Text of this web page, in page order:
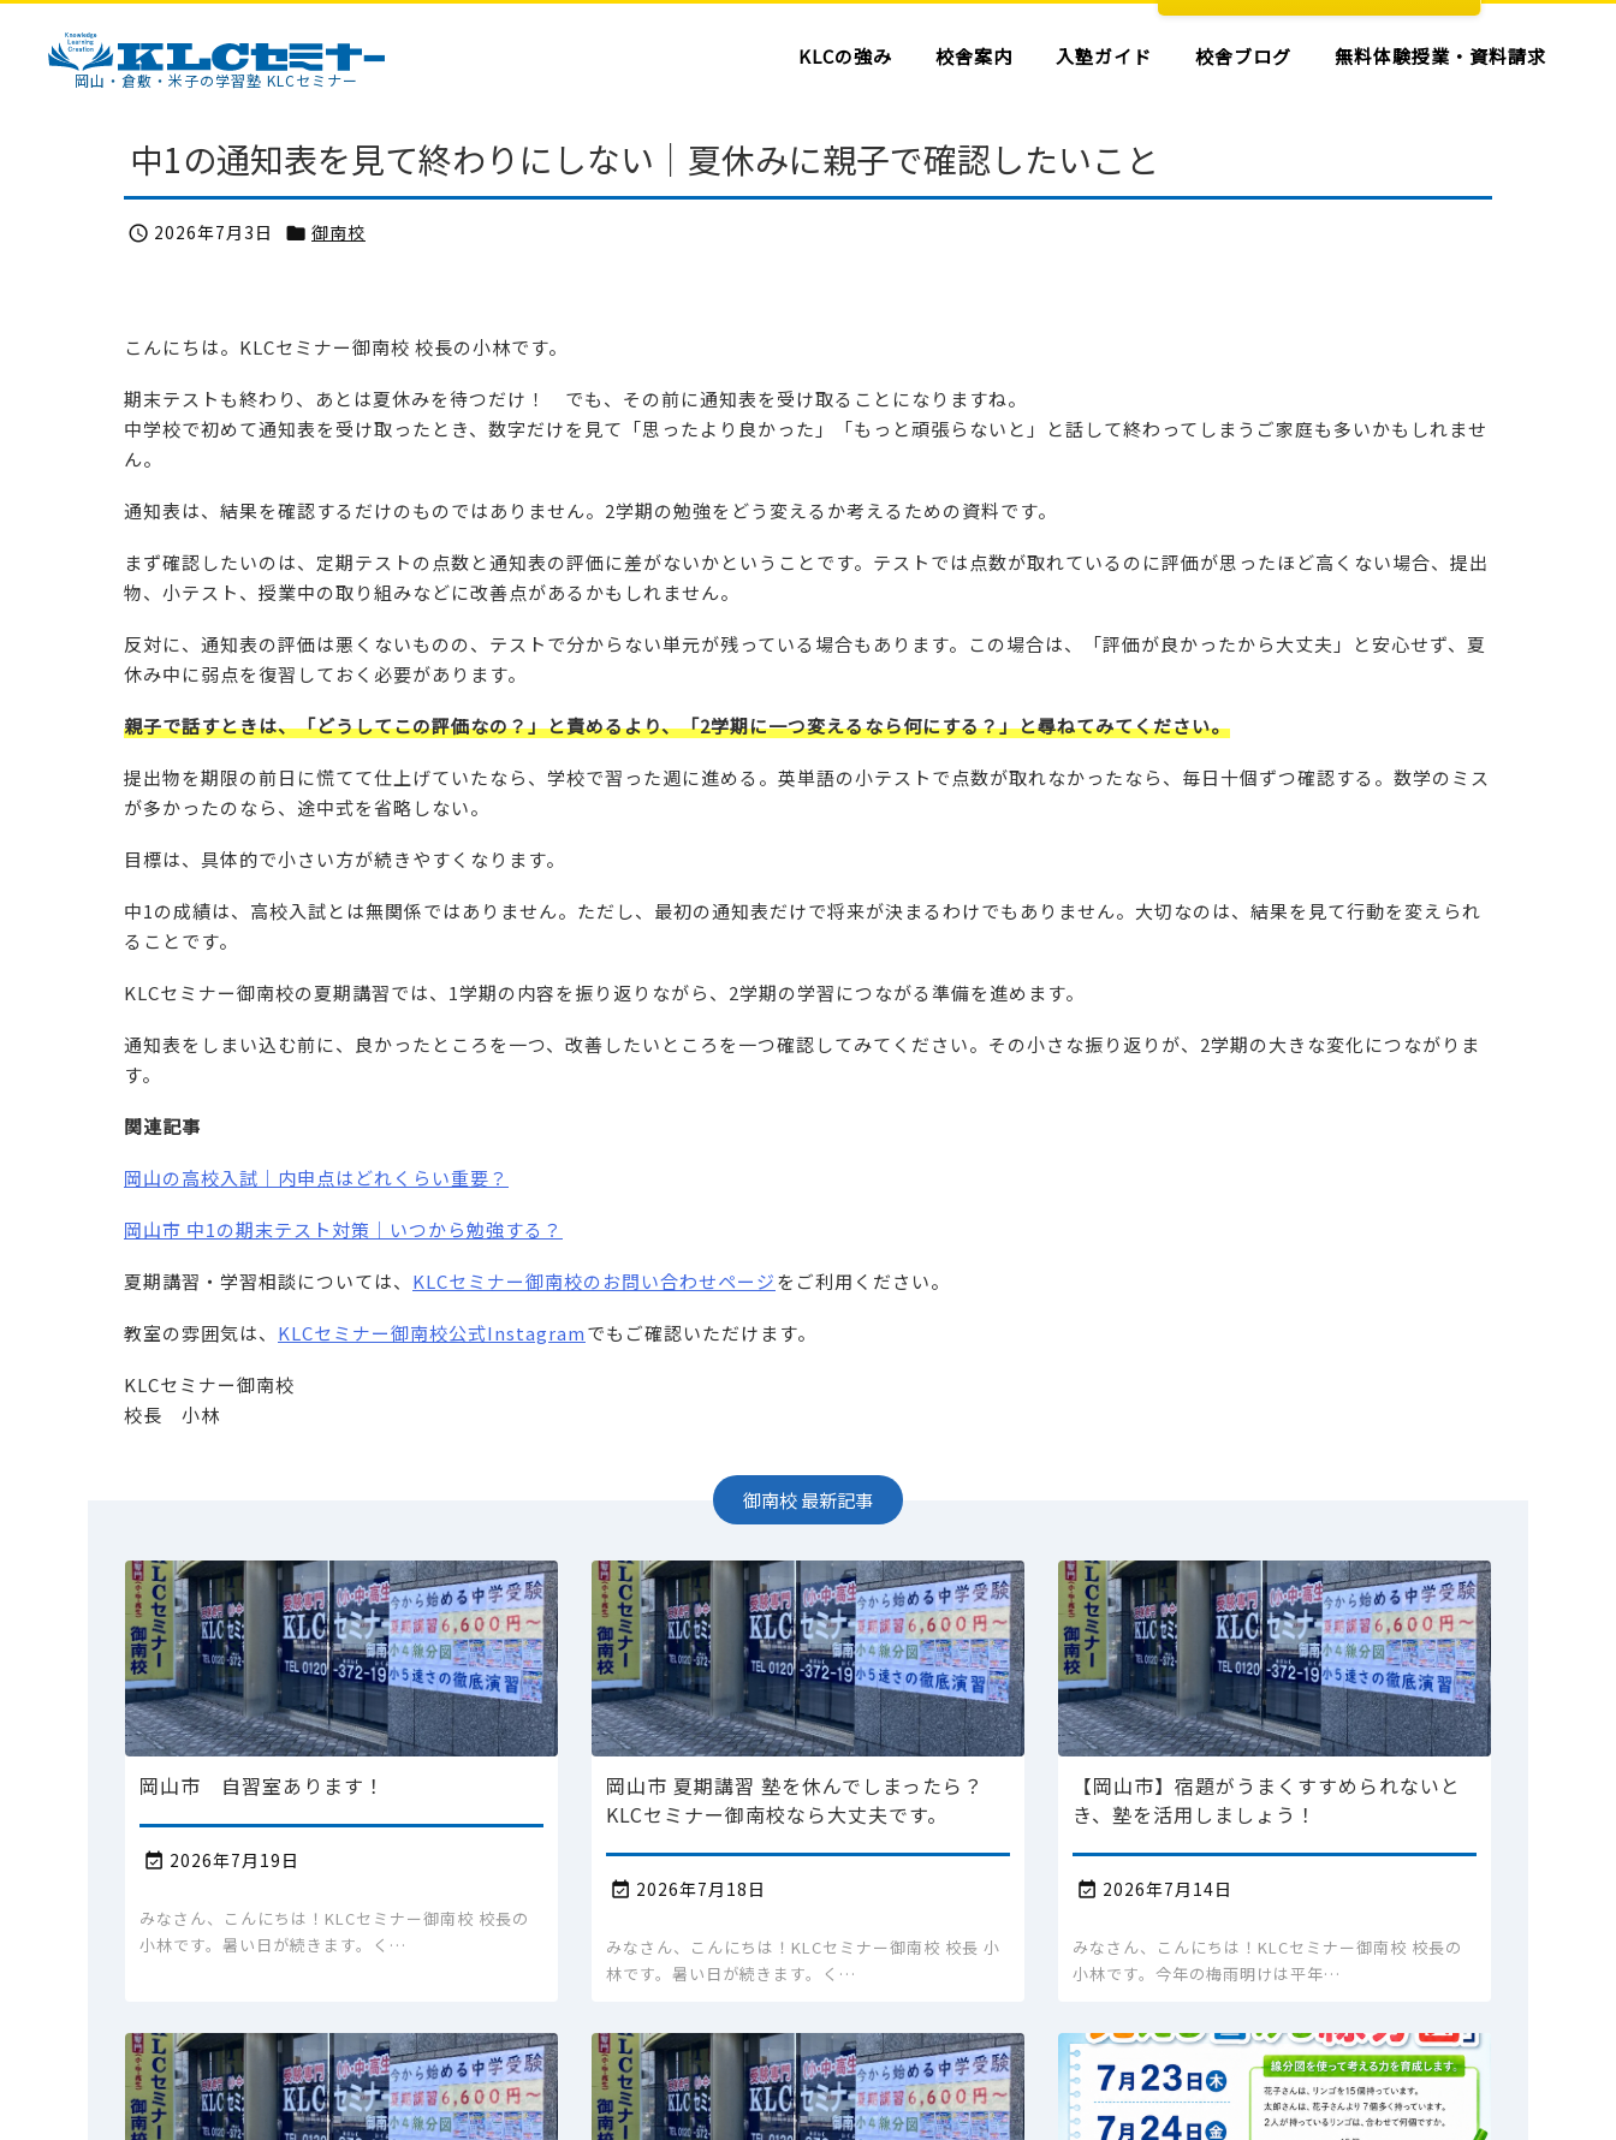
KLCセミナー岡山・倉敷・米子の学習塾 KLCセミナー
KLCの強み 校舎案内 入塾ガイド 校舎ブログ 無料体験授業・資料請求
中1の通知表を見て終わりにしない｜夏休みに親子で確認したいこと
 2026年7月3日  御南校
こんにちは。KLCセミナー御南校 校長の小林です。
期末テストも終わり、あとは夏休みを待つだけ！ でも、その前に通知表を受け取ることになりますね。
中学校で初めて通知表を受け取ったとき、数字だけを見て「思ったより良かった」「もっと頑張らないと」と話して終わってしまうご家庭も多いかもしれませ
ん。
通知表は、結果を確認するだけのものではありません。2学期の勉強をどう変えるか考えるための資料です。
まず確認したいのは、定期テストの点数と通知表の評価に差がないかということです。テストでは点数が取れているのに評価が思ったほど高くない場合、提出
物、小テスト、授業中の取り組みなどに改善点があるかもしれません。
反対に、通知表の評価は悪くないものの、テストで分からない単元が残っている場合もあります。この場合は、「評価が良かったから大丈夫」と安心せず、夏
休み中に弱点を復習しておく必要があります。
親子で話すときは、「どうしてこの評価なの？」と責めるより、「2学期に一つ変えるなら何にする？」と尋ねてみてください。
提出物を期限の前日に慌てて仕上げていたなら、学校で習った週に進める。英単語の小テストで点数が取れなかったなら、毎日十個ずつ確認する。数学のミス
が多かったのなら、途中式を省略しない。
目標は、具体的で小さい方が続きやすくなります。
中1の成績は、高校入試とは無関係ではありません。ただし、最初の通知表だけで将来が決まるわけでもありません。大切なのは、結果を見て行動を変えられ
ることです。
KLCセミナー御南校の夏期講習では、1学期の内容を振り返りながら、2学期の学習につながる準備を進めます。
通知表をしまい込む前に、良かったところを一つ、改善したいところを一つ確認してみてください。その小さな振り返りが、2学期の大きな変化につながりま
す。
関連記事
岡山の高校入試｜内申点はどれくらい重要？
岡山市 中1の期末テスト対策｜いつから勉強する？
夏期講習・学習相談については、 KLCセミナー御南校のお問い合わせページ⁠をご利用ください。
教室の雰囲気は、 KLCセミナー御南校公式Instagram⁠でもご確認いただけます。
KLCセミナー御南校
校長 小林
御南校最新記事
岡山市 自習室あります！
 2026年7月19日
みなさん、こんにちは！KLCセミナー御南校 校長の
小林です。暑い日が続きます。く…
岡山市 夏期講習 塾を休んでしまったら？
KLCセミナー御南校なら大丈夫です。
 2026年7月18日
みなさん、こんにちは！KLCセミナー御南校 校長 小
林です。暑い日が続きます。く…
【岡山市】宿題がうまくすすめられないと
き、塾を活用しましょう！
 2026年7月14日
みなさん、こんにちは！KLCセミナー御南校 校長の
小林です。今年の梅雨明けは平年…